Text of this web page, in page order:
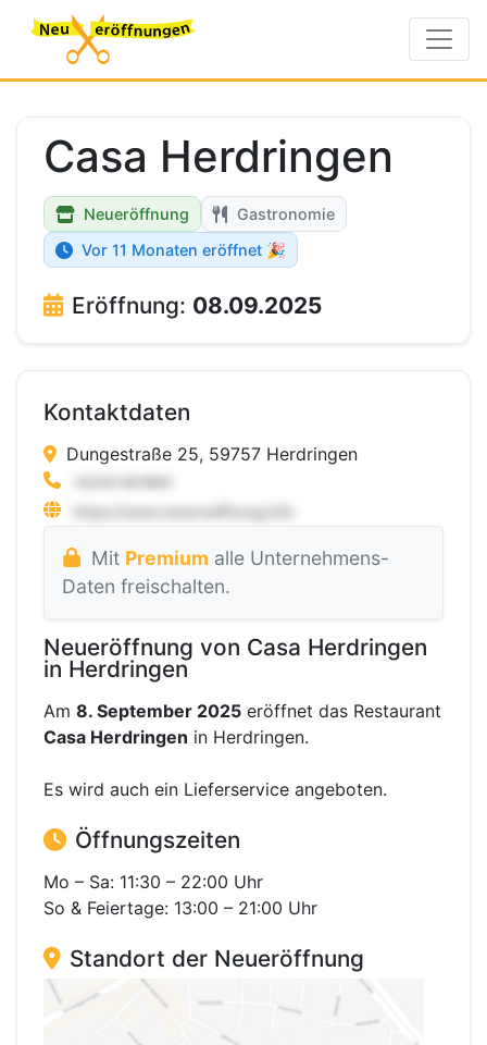
Casa Herdringen
Neueröffnung
Gastronomie
Vor 11 Monaten eröffnet 🎉
Eröffnung: 08.09.2025
Kontaktdaten
Dungestraße 25, 59757 Herdringen
Mit Premium alle Unternehmens-
Daten freischalten.
Neueröffnung von Casa Herdringen
in Herdringen
Am 8. September 2025 eröffnet das Restaurant
Casa Herdringen in Herdringen.
Es wird auch ein Lieferservice angeboten.
Öffnungszeiten
Mo – Sa: 11:30 – 22:00 Uhr
So & Feiertage: 13:00 – 21:00 Uhr
Standort der Neueröffnung